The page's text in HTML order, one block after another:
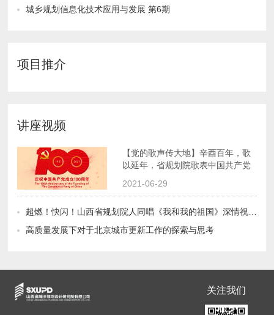
城乡规划信息化技术应用与发展 第6期
项目推介
讲座视频
2021-06-29
超燃！快闪！山西省规划院人同唱《我和我的祖国》深情祝福祖国70华诞！
高质量发展下对于北京城市更新工作的探索与思考
关注我们